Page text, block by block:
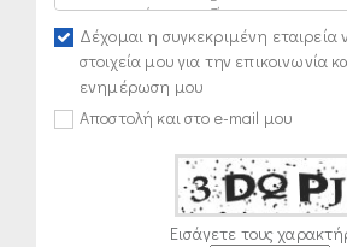
Δέχομαι η συγκεκριμένη εταιρεία
στοιχεία μου για την επικοινωνία
ενημέρωση μου
Αποστολή και στο e-mail μου
Εισάγετε τους